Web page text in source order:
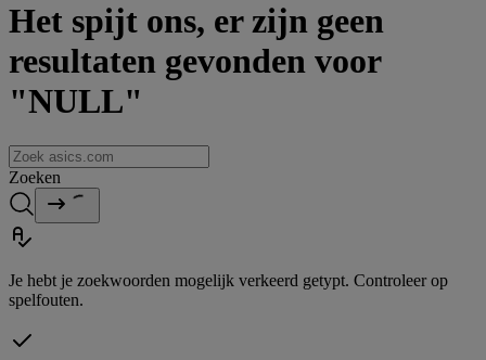
Het spijt ons, er zijn geen
resultaten gevonden voor
"NULL"
Zoeken
Je hebt je zoekwoorden mogelijk verkeerd getypt. Controleer op
spelfouten.